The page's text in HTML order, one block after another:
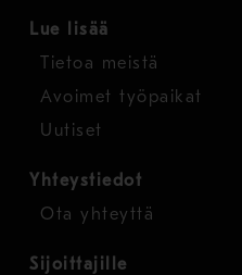
Lue lisää
Tietoa meistä
Avoimet työpaikat
Uutiset
Yhteystiedot
Ota yhteyttä
Sijoittajille